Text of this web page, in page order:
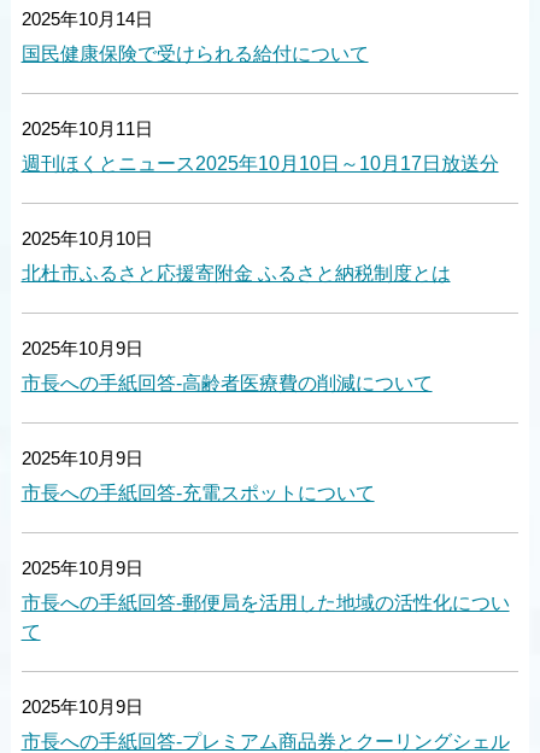
2025年10月14日
国民健康保険で受けられる給付について
2025年10月11日
週刊ほくとニュース2025年10月10日～10月17日放送分
2025年10月10日
北杜市ふるさと応援寄附金 ふるさと納税制度とは
2025年10月9日
市長への手紙回答-高齢者医療費の削減について
2025年10月9日
市長への手紙回答-充電スポットについて
2025年10月9日
市長への手紙回答-郵便局を活用した地域の活性化につい
て
2025年10月9日
市長への手紙回答-プレミアム商品券とクーリングシェル